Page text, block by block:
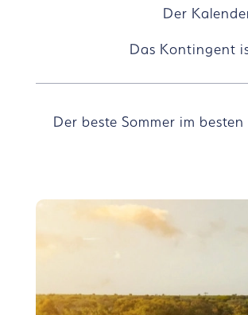
Der
Das Kontingent
Der beste Sommer im